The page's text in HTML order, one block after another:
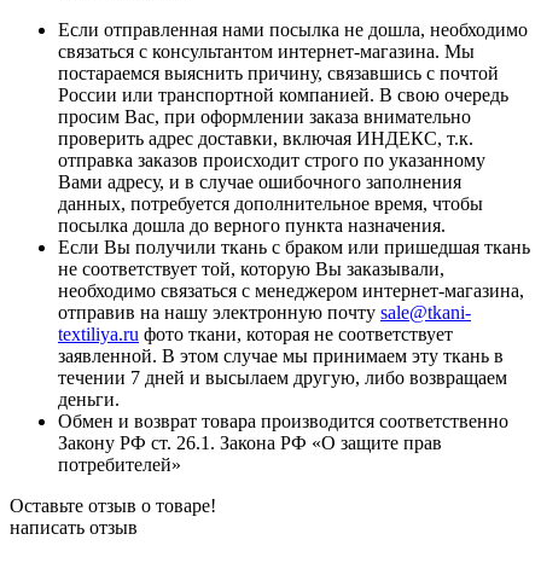
Если отправленная нами посылка не дошла, необходимо
связаться с консультантом интернет-магазина. Мы
постараемся выяснить причину, связавшись с почтой
России или транспортной компанией. В свою очередь
просим Вас, при оформлении заказа внимательно
проверить адрес доставки, включая ИНДЕКС, т.к.
отправка заказов происходит строго по указанному
Вами адресу, и в случае ошибочного заполнения
данных, потребуется дополнительное время, чтобы
посылка дошла до верного пункта назначения.
Если Вы получили ткань с браком или пришедшая ткань
не соответствует той, которую Вы заказывали,
необходимо связаться с менеджером интернет-магазина,
отправив на нашу электронную почту sale@tkani-
textiliya.ru фото ткани, которая не соответствует
заявленной. В этом случае мы принимаем эту ткань в
течении 7 дней и высылаем другую, либо возвращаем
деньги.
Обмен и возврат товара производится соответственно
Закону РФ ст. 26.1. Закона РФ «О защите прав
потребителей»
Оставьте отзыв о товаре!
написать отзыв